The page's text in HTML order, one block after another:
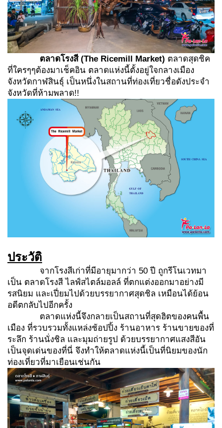
ตลาดโรงสี (The Ricemill Market) ตลาดสุดชิค
ที่ใครๆๆต้องมาเช็คอิน ตลาดแห่งนี้ตั้งอยู่ใจกลางเมือง
จังหวัดกาฬสินธุ์ เป็นหนึ่งในสถานที่ท่องเที่ยวชื่อดังประจำ
จังหวัดที่ห้ามพลาด!!
ประวัติ
จากโรงสีเก่าที่มีอายุมากว่า 50 ปี ถูกรีโนเวทมา
เป็น ตลาดโรงสี ไลฟ์สไตล์มอลล์ ที่ตกแต่งออกมาอย่างมี
รสนิยม และเปี่ยมไปด้วยบรรยากาศสุดชิล เหมือนได้ย้อน
อดีตกลับไปอีกครั้ง
ตลาดแห่งนี้จึงกลายเป็นสถานที่สุดฮิตของคนพื้น
เมือง ที่รวบรวมทั้งแหล่งช้อปปิ้ง ร้านอาหาร ร้านขายของที่
ระลึก ร้านนั่งชิล และมุมถ่ายรูป ด้วยบรรยากาศแสงสีอัน
เป็นจุดเด่นของที่นี่ จึงทำให้ตลาดแห่งนี้เป็นที่นิยมของนัก
ท่องเที่ยวที่มาเยือนเช่นกัน